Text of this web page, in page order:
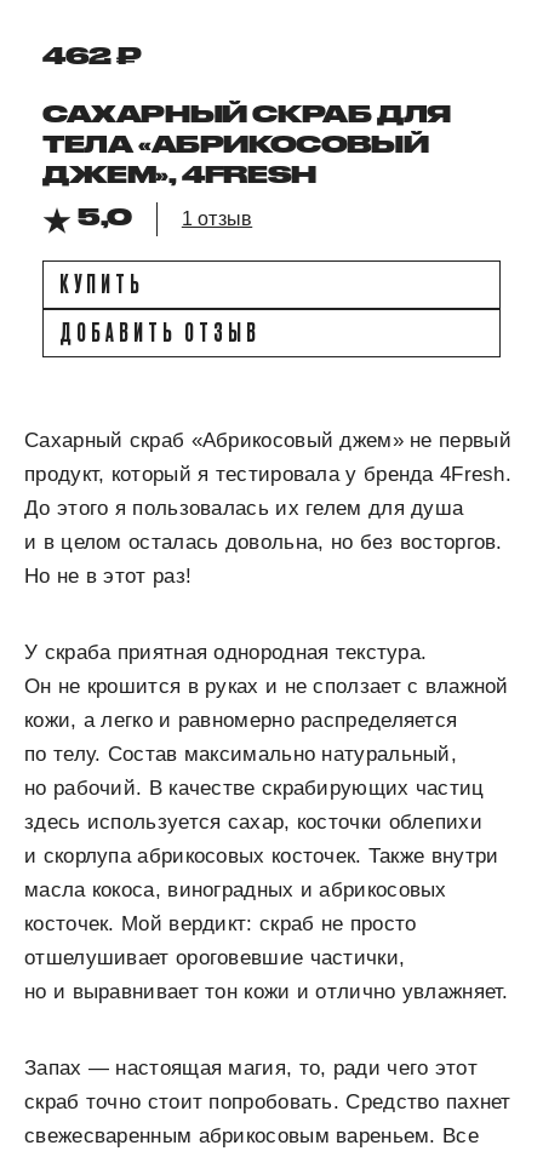
462 ₽
САХАРНЫЙ СКРАБ ДЛЯ
ТЕЛА «АБРИКОСОВЫЙ
ДЖЕМ», 4FRESH
5,0
1 отзыв
КУПИТЬ
ДОБАВИТЬ ОТЗЫВ
Сахарный скраб «Абрикосовый джем» не первый
продукт, который я тестировала у бренда 4Fresh.
До этого я пользовалась их гелем для душа
и в целом осталась довольна, но без восторгов.
Но не в этот раз!
У скраба приятная однородная текстура.
Он не крошится в руках и не сползает с влажной
кожи, а легко и равномерно распределяется
по телу. Состав максимально натуральный,
но рабочий. В качестве скрабирующих частиц
здесь используется сахар, косточки облепихи
и скорлупа абрикосовых косточек. Также внутри
масла кокоса, виноградных и абрикосовых
косточек. Мой вердикт: скраб не просто
отшелушивает ороговевшие частички,
но и выравнивает тон кожи и отлично увлажняет.
Запах — настоящая магия, то, ради чего этот
скраб точно стоит попробовать. Средство пахнет
свежесваренным абрикосовым вареньем. Все